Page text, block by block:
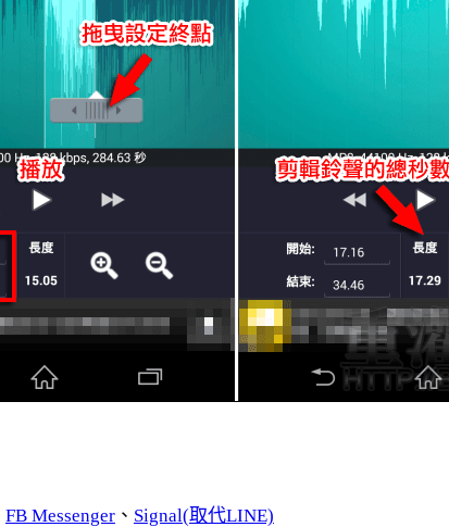
FB Messenger、 Signal(取代LINE)